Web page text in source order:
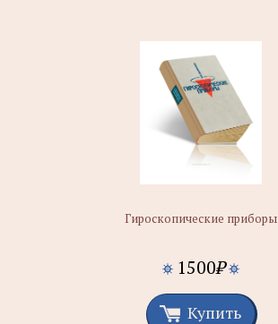
Гироскопические приборы
1500₽
Купить